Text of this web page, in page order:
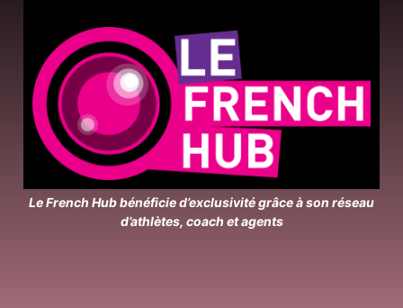
Le French Hub bénéficie d’exclusivité grâce à son réseau
d’athlètes, coach et agents